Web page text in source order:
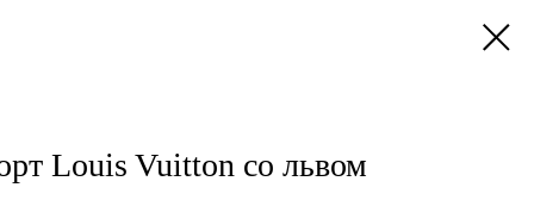
Louis Vuitton со львом